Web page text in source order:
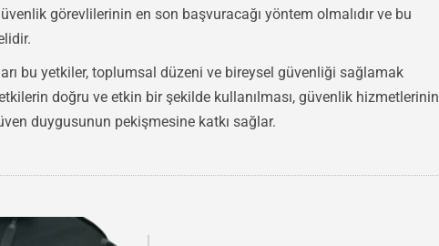
görevlilerinin en son başvuracağı yöntem olmalıdır ve bu
bu yetkiler, toplumsal düzeni ve bireysel güvenliği sağlamak
doğru ve etkin bir şekilde kullanılması, güvenlik hizmetlerinin
duygusunun pekişmesine katkı sağlar.